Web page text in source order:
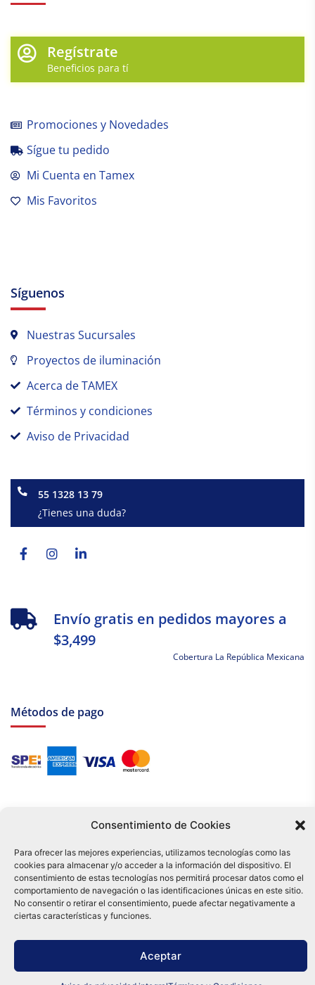
Consentimiento de Cookies
Para ofrecer las mejores experiencias, utilizamos tecnologías como las
cookies para almacenar y/o acceder a la información del dispositivo. El
consentimiento de estas tecnologías nos permitirá procesar datos como el
comportamiento de navegación o las identificaciones únicas en este sitio.
No consentir o retirar el consentimiento, puede afectar negativamente a
ciertas características y funciones.
Aceptar
Regístrate
Beneficios para tí
Promociones y Novedades
Sígue tu pedido
Mi Cuenta en Tamex
Mis Favoritos
Síguenos
Nuestras Sucursales
Proyectos de iluminación
Acerca de TAMEX
Términos y condiciones
Aviso de Privacidad
55 1328 13 79
¿Tienes una duda?
Facebook-
f
Instagram
Linkedin-
Envío gratis en pedidos mayores a
$3,499
Cobertura La República Mexicana
Métodos de pago
Tu compra es respaldada por nuestro certificado SSL y operada bajo las
mejores prácticas de seguridad.
Distribuidora Tamex - México
e-commerce